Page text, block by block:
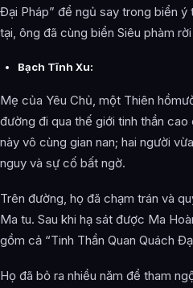
Đại Pháp” để ngủ say trong biển
tại, ông đã cùng biển Siêu phàm
Bạch Tĩnh Xu:
Mẹ của Yêu Chủ, một Thiên
đường đi qua thế giới tinh thần
này vô cùng gian nan; hai người
nguy và sự cố bất ngờ.
Trên đường, họ đã chạm trán và
Ma tu. Sau khi hạ sát được Ma
gồm cả “Tinh Thần Quan Quách
Họ đã bỏ ra nhiều năm để tham